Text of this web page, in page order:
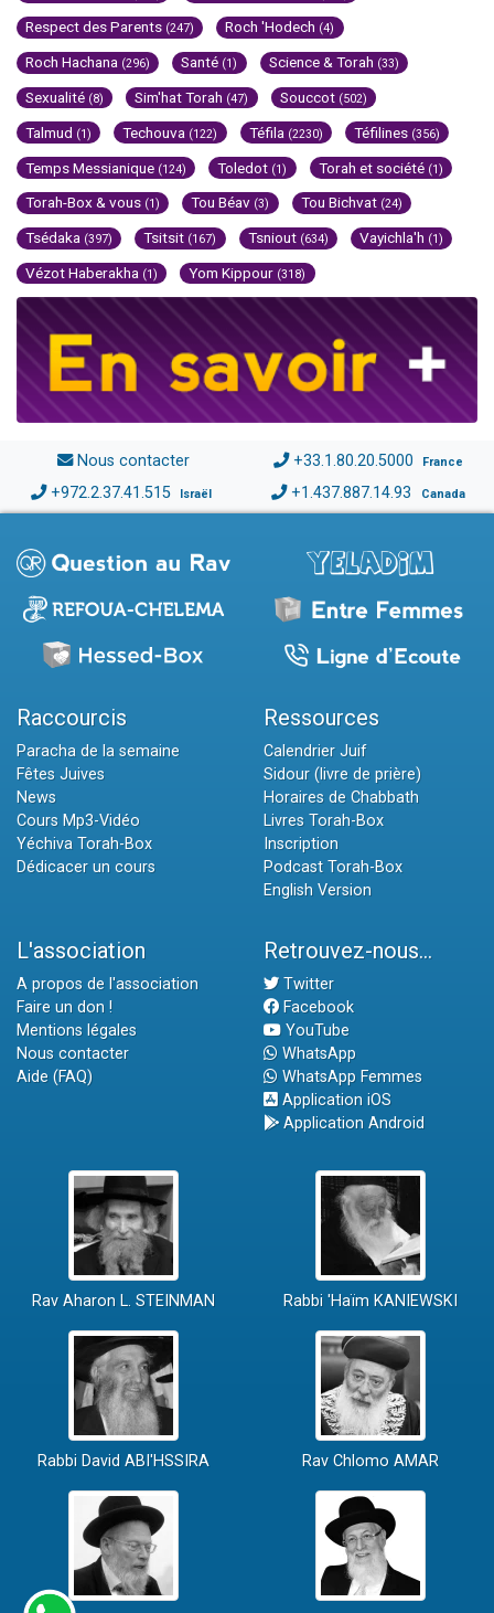
Respect des Parents (247) Roch 'Hodech (4)
Roch Hachana (296) Santé (1) Science & Torah (33)
Sexualité (8) Sim'hat Torah (47) Souccot (502)
Talmud (1) Techouva (122) Téfila (2230) Téfilines (356)
Temps Messianique (124) Toledot (1) Torah et société (1)
Torah-Box & vous (1) Tou Béav (3) Tou Bichvat (24)
Tsédaka (397) Tsitsit (167) Tsniout (634) Vayichla'h (1)
Vézot Haberakha (1) Yom Kippour (318)
Nous contacter +33.1.80.20.5000 France
+972.2.37.41.515 Israël +1.437.887.14.93 Canada
Raccourcis
Paracha de la semaine
Fêtes Juives
News
Cours Mp3-Vidéo
Yéchiva Torah-Box
Dédicacer un cours
Ressources
Calendrier Juif
Sidour (livre de prière)
Horaires de Chabbath
Livres Torah-Box
Inscription
Podcast Torah-Box
English Version
L'association
A propos de l'association
Faire un don !
Mentions légales
Nous contacter
Aide (FAQ)
Retrouvez-nous...
Twitter
Facebook
YouTube
WhatsApp
WhatsApp Femmes
Application iOS
Application Android
Rav Aharon L. STEINMAN Rabbi 'Haïm KANIEWSKI
Rabbi David ABI'HSSIRA Rav Chlomo AMAR